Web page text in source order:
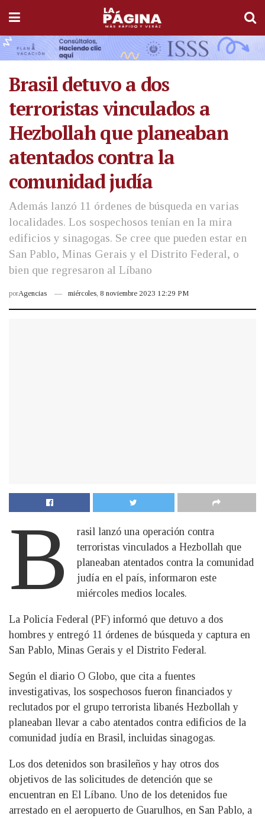
Brasil detuvo a dos
terroristas vinculados a
Hezbollah que planeaban
atentados contra la
comunidad judía
Además lanzó 11 órdenes de búsqueda en varias
localidades. Los sospechosos tenían en la mira
edificios y sinagogas. Se cree que pueden estar en
San Pablo, Minas Gerais y el Distrito Federal, o
bien que regresaron al Líbano
porAgencias miércoles, 8 noviembre 2023 12:29 PM
B
rasil lanzó una operación contra
terroristas vinculados a Hezbollah que
planeaban atentados contra la comunidad
judía en el país, informaron este
miércoles medios locales.
La Policía Federal (PF) informó que detuvo a dos
hombres y entregó 11 órdenes de búsqueda y captura en
San Pablo, Minas Gerais y el Distrito Federal.
Según el diario O Globo, que cita a fuentes
investigativas, los sospechosos fueron financiados y
reclutados por el grupo terrorista libanés Hezbollah y
planeaban llevar a cabo atentados contra edificios de la
comunidad judía en Brasil, incluidas sinagogas.
Los dos detenidos son brasileños y hay otros dos
objetivos de las solicitudes de detención que se
encuentran en El Líbano. Uno de los detenidos fue
arrestado en el aeropuerto de Guarulhos, en San Pablo, a